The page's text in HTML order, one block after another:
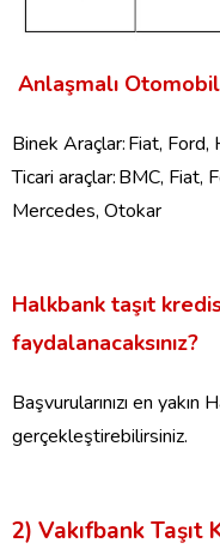
Anlaşmalı Otomobil
Binek Araçlar:Fiat, Ford,
Ticari araçlar:BMC, Fiat,
Mercedes, Otokar
Halkbank taşıt
faydalanacaksınız?
Başvurularınızı en yakın
gerçekleştirebilirsiniz.
2) Vakıfbank Taşıt